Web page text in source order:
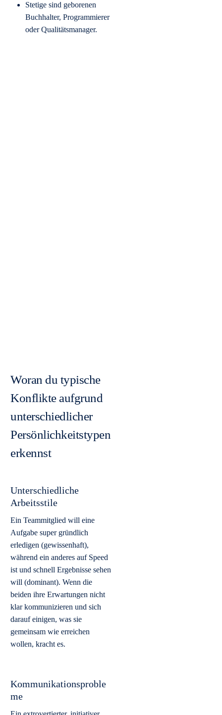
Stetige sind geborenen
Buchhalter, Programmierer
oder Qualitätsmanager.
Woran du typische
Konflikte aufgrund
unterschiedlicher
Persönlichkeitstypen
erkennst
Unterschiedliche
Arbeitsstile
Ein Teammitglied will eine
Aufgabe super gründlich
erledigen (gewissenhaft),
während ein anderes auf Speed
ist und schnell Ergebnisse sehen
will (dominant). Wenn die
beiden ihre Erwartungen nicht
klar kommunizieren und sich
darauf einigen, was sie
gemeinsam wie erreichen
wollen, kracht es.
Kommunikationsproble
me